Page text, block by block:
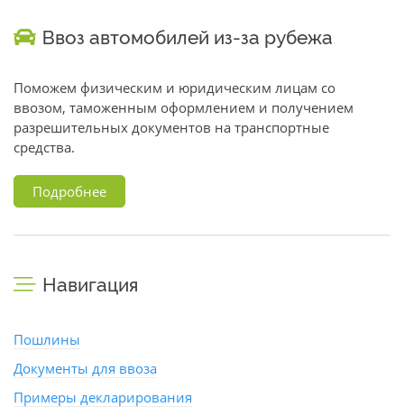
Ввоз автомобилей из-за рубежа
Поможем физическим и юридическим лицам со
ввозом, таможенным оформлением и получением
разрешительных документов на транспортные
средства.
Подробнее
Навигация
Пошлины
Документы для ввоза
Примеры декларирования